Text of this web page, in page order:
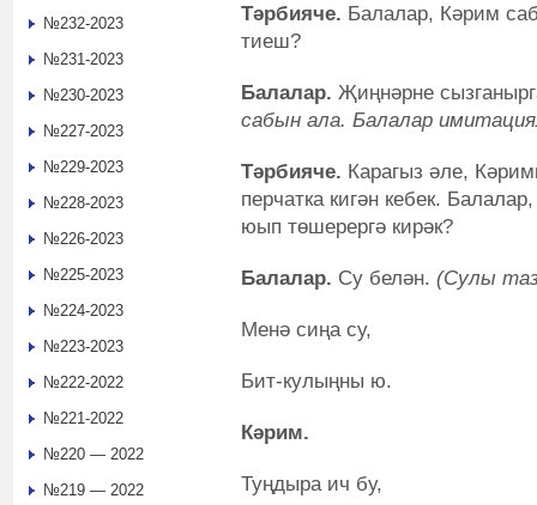
Тәрбияче. Балалар, Кәрим
тиеш?
Балалар. Җиңнәрне
сабын ала. Балалар
Тәрбияче. Карагыз әле,
перчатка кигән кебек.
юып төшерергә кирәк?
Балалар. Су белән. (Сулы
Менә сиңа су,
Бит-кулыңны ю.
Кәрим.
Туңдыра ич бу,
№232-2023
№231-2023
№230-2023
№227-2023
№229-2023
№228-2023
№226-2023
№225-2023
№224-2023
№223-2023
№222-2022
№221-2022
№220 — 2022
№219 — 2022